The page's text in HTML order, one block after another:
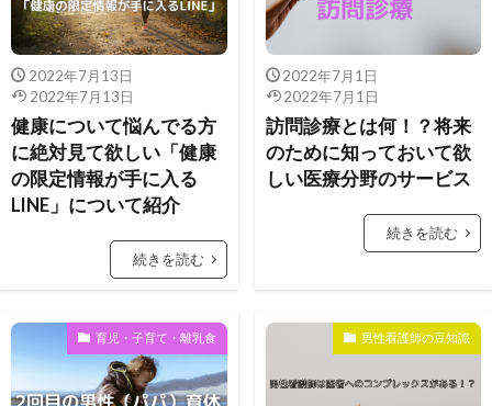
2022年7月13日
2022年7月13日
健康について悩んでる方
に絶対見て欲しい「健康
の限定情報が手に入る
LINE」について紹介
続きを読む
2022年7月1日
2022年7月1日
訪問診療とは何！？将来
のために知っておいて欲
しい医療分野のサービス
続きを読む
育児・子育て・離乳食 男性看護師の豆知識